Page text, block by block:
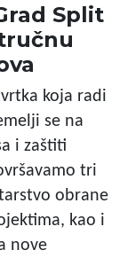
Split
koja radi
se na
i zaštiti
tri
obrane
kao i
nove